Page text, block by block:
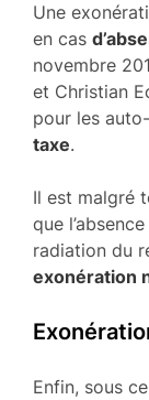
Une
en cas
novembre
et Christian
pour les
taxe.
Il est malgré
que
radiation du
exonération
Enfin, sous